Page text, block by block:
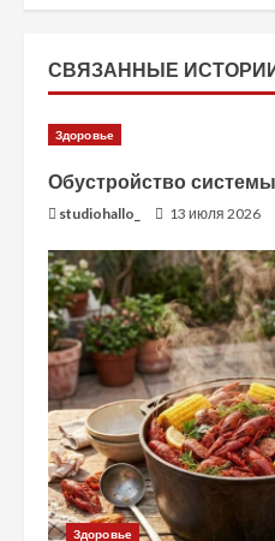
ж
и
т
ь
ч
т
е
н
и
е
СВЯЗАННЫЕ
Здоровье
Обустройство
studiohallo_ 13 июля 2026
Здоровье